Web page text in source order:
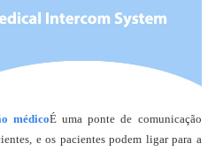
médicoÉ uma ponte de comunicação
e os pacientes podem ligar para a